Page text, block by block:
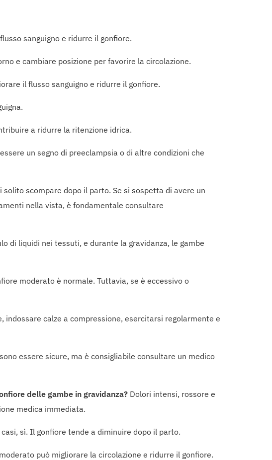
sanguigno e ridurre il gonfiore.
e cambiare posizione per favorire la circolazione.
il flusso sanguigno e ridurre il gonfiore.
a ridurre la ritenzione idrica.
un segno di preeclampsia o di altre condizioni che
scompare dopo il parto. Se si sospetta di avere un
nella vista, è fondamentale consultare
di liquidi nei tessuti, e durante la gravidanza, le gambe
moderato è normale. Tuttavia, se è eccessivo o
indossare calze a compressione, esercitarsi regolarmente e
essere sicure, ma è consigliabile consultare un medico
delle gambe in gravidanza? Dolori intensi, rossore e
medica immediata.
sì. Il gonfiore tende a diminuire dopo il parto.
può migliorare la circolazione e ridurre il gonfiore.